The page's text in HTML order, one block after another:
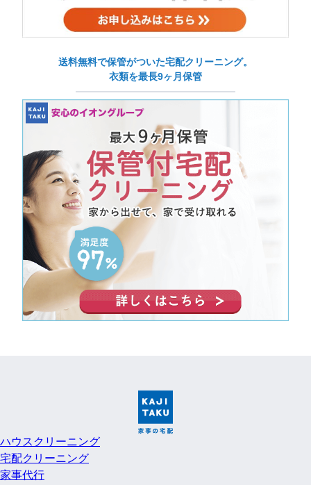
送料無料で保管がついた宅配クリーニング。
衣類を最長9ヶ月保管
ハウスクリーニング
宅配クリーニング
家事代行